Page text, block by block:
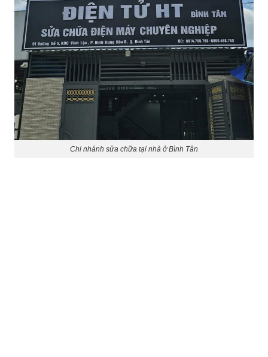
Chi nhánh sửa chữa tại nhà ở Bình Tân